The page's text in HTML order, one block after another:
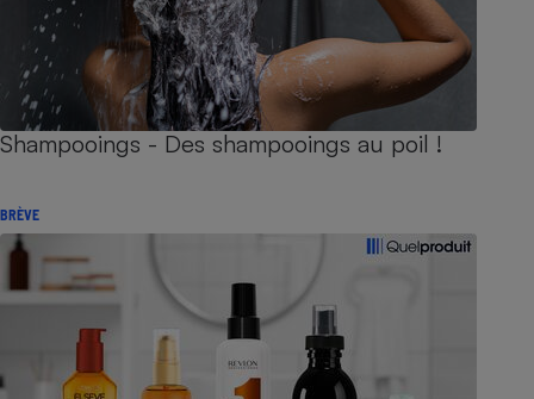
Shampooings - Des shampooings au poil !
BRÈVE